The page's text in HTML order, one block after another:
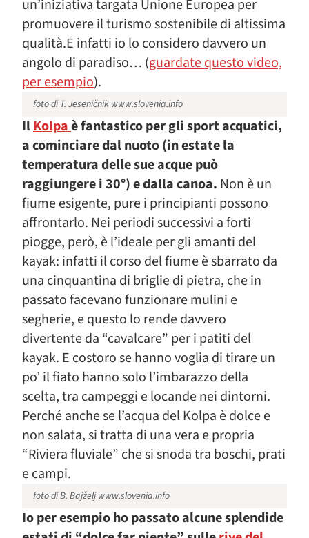
un’iniziativa targata Unione Europea per
promuovere il turismo sostenibile di altissima
qualità.E infatti io lo considero davvero un
angolo di paradiso… (guardate questo video,
per esempio).
foto di T. Jeseničnik www.slovenia.info
IlKolpaè fantastico per gli sport acquatici,
a cominciare dal nuoto (in estate la
temperatura delle sue acque può
raggiungere i 30°) e dalla canoa. Non è un
fiume esigente, pure i principianti possono
affrontarlo. Nei periodi successivi a forti
piogge, però, è l’ideale per gli amanti del
kayak: infatti il corso del fiume è sbarrato da
una cinquantina di briglie di pietra, che in
passato facevano funzionare mulini e
segherie, e questo lo rende davvero
divertente da “cavalcare” per i patiti del
kayak. E costoro se hanno voglia di tirare un
po’ il fiato hanno solo l’imbarazzo della
scelta, tra campeggi e locande nei dintorni.
Perché anche se l’acqua del Kolpa è dolce e
non salata, si tratta di una vera e propria
“Riviera fluviale” che si snoda tra boschi, prati
e campi.
foto di B. Bajželj www.slovenia.info
Io per esempio ho passato alcune splendide